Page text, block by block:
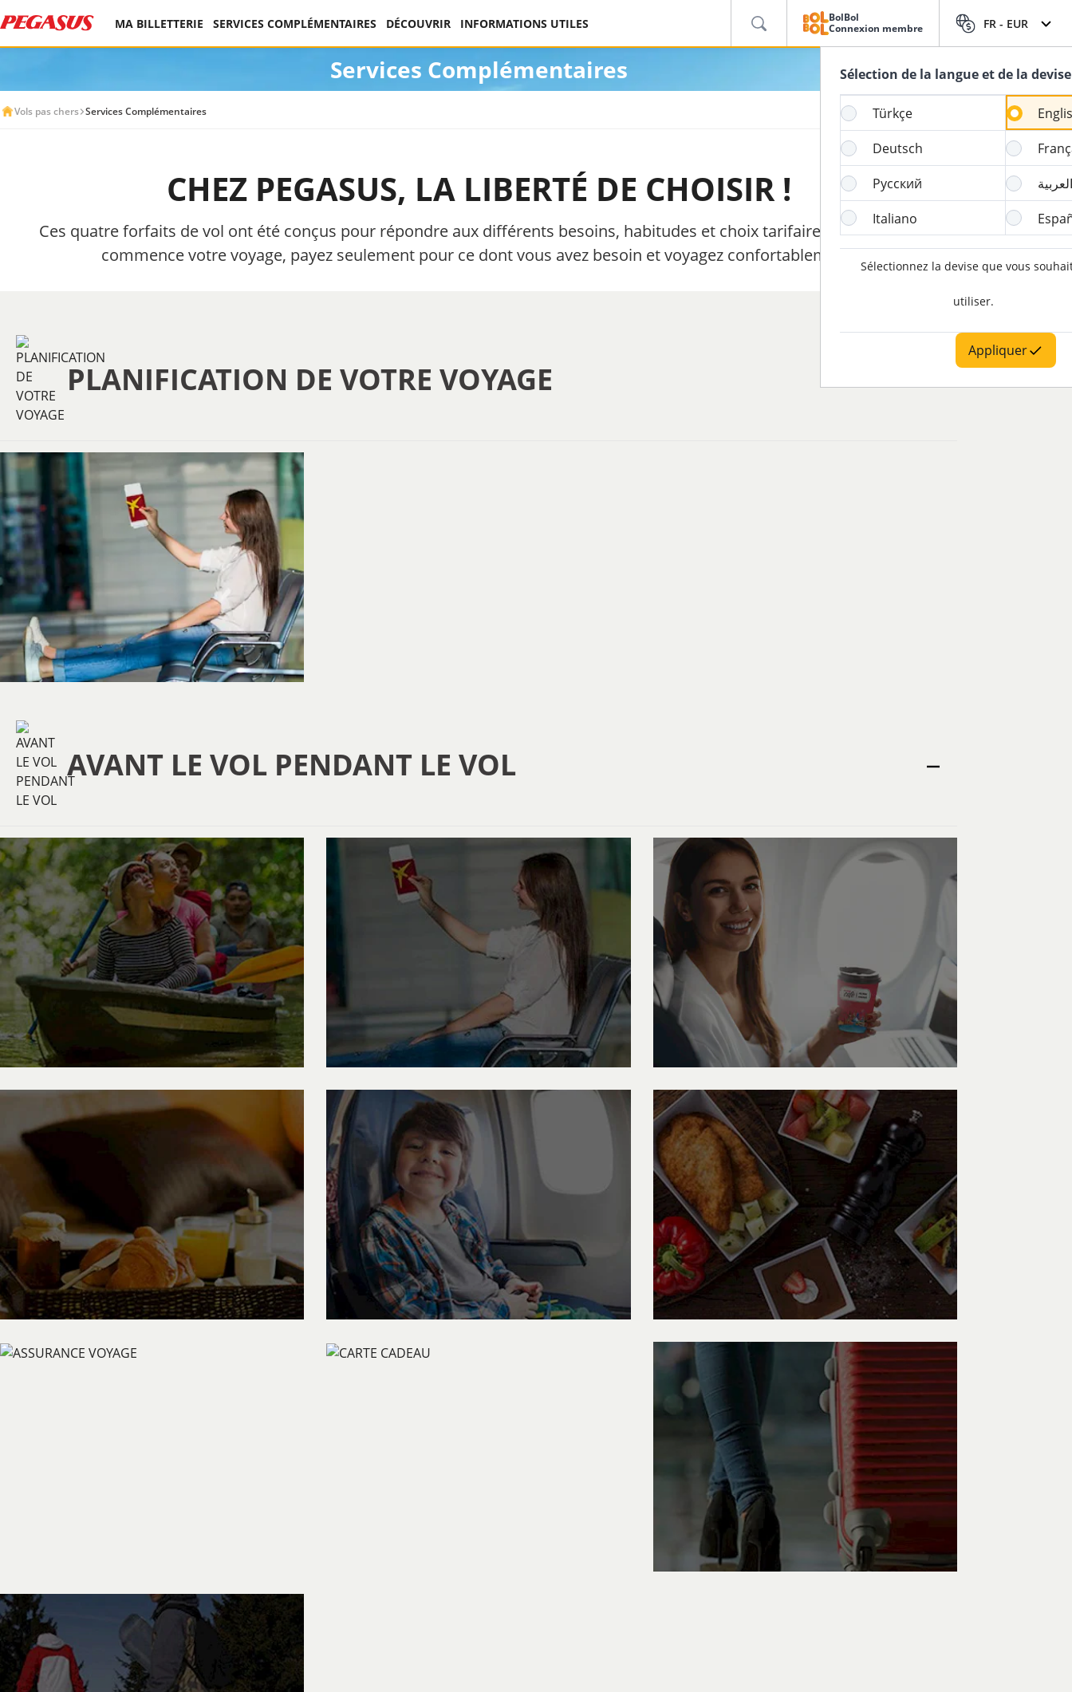
MA BILLETTERIE SERVICES COMPLÉMENTAIRES DÉCOUVRIR INFORMATIONS UTILES
BolBol
Connexion membre
FR - EUR
Sélection de la langue et de la devise
Türkçe
Deutsch
Русский
العربية
Italiano
Sélectionnez la devise que vous
utiliser.
Appliquer
Services Complémentaires
Vols pas chers Services Complémentaires
CHEZ PEGASUS, LA LIBERTÉ DE CHOISIR !
Ces quatre forfaits de vol ont été conçus pour répondre aux différents besoins, habitudes et choix tarifaires. Décidez où
commence votre voyage, payez seulement pour ce dont vous avez besoin et voyagez confortablement.
PLANIFICATION DE VOTRE VOYAGE
DÉTAILS
AVANT LE VOL PENDANT LE VOL
LES VISITES ET ACTIVITÉS
Enrichir votre voyage!
DÉTAILS
FLY&WATCH
FLY&WATCH
DÉTAILS
MISE À NIVEAU DU FORFAIT
Bénéficiez de vos avantages en surclassant votre
DÉTAILS
PRÉ-COMMANDE DE REPAS
PRÉ-COMMANDE DE REPAS
ASSURANCE VOYAGE